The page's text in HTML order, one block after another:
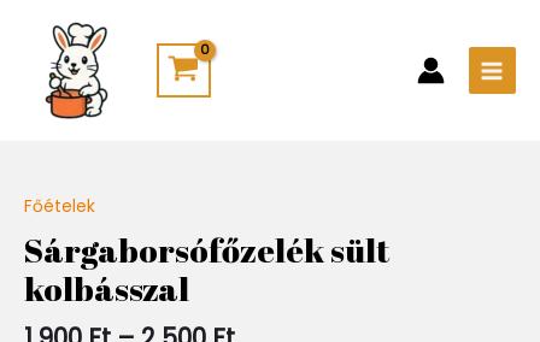
content
Főételek
Sárgaborsófőzelék sült
kolbásszal
1
900 Ft